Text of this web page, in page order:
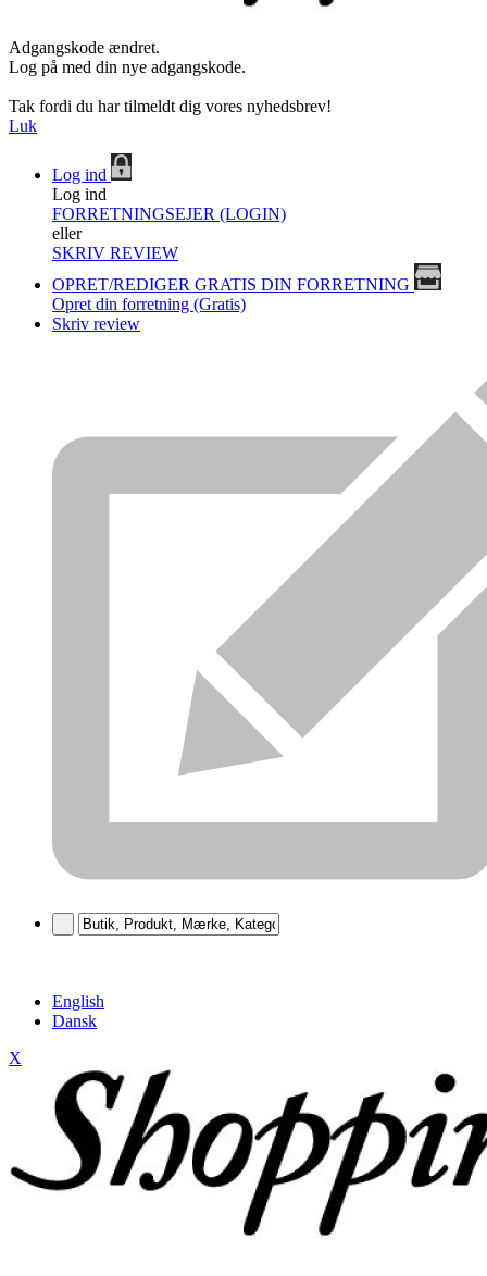
Adgangskode ændret.
Log på med din nye adgangskode.
Tak fordi du har tilmeldt dig vores nyhedsbrev!
Luk
Log ind
Log ind
FORRETNINGSEJER (LOGIN)
eller
SKRIV REVIEW
OPRET/REDIGER GRATIS DIN FORRETNING
Opret din forretning (Gratis)
Skriv review
English
Dansk
X